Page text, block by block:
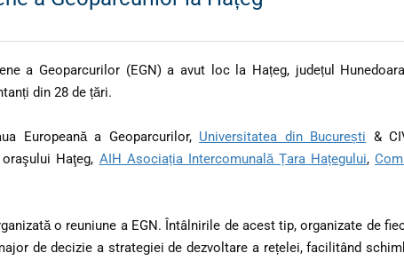
a Geoparcurilor (EGN) a avut loc la Hațeg, județul
din 28 de țări.
Europeană a Geoparcurilor, Universitatea din București &
Haţeg, AIH Asociația Intercomunală Țara Hațegului,
o reuniune a EGN. Întâlnirile de acest tip, organizate de
de decizie a strategiei de dezvoltare a rețelei, facilitând